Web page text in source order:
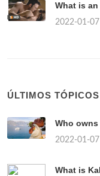
What is an
2022-01-07
ÚLTIMOS TÓPICOS
Who
2022-01-07
What is